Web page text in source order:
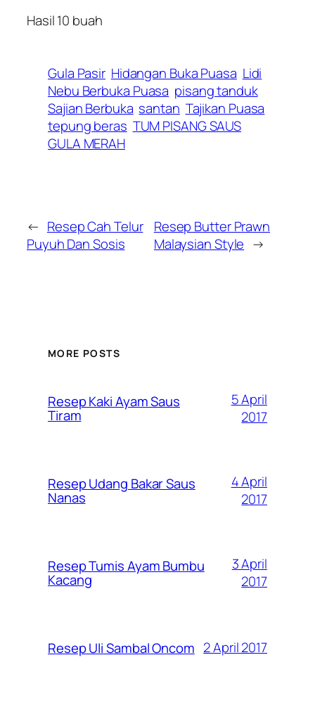
Hasil 10 buah
Gula Pasir Hidangan Buka Puasa Lidi
Nebu Berbuka Puasa pisang tanduk
Sajian Berbuka santan Tajikan Puasa
tepung beras TUM PISANG SAUS
GULA MERAH
← Resep Cah Telur
Puyuh Dan Sosis
Resep Butter Prawn
Malaysian Style →
MORE POSTS
Resep Kaki Ayam Saus
Tiram
5 April
2017
Resep Udang Bakar Saus
Nanas
4 April
2017
Resep Tumis Ayam Bumbu
Kacang
3 April
2017
Resep Uli Sambal Oncom 2 April 2017